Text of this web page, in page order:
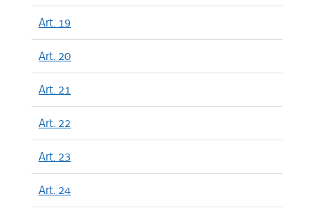
Art. 19
Art. 20
Art. 21
Art. 22
Art. 23
Art. 24